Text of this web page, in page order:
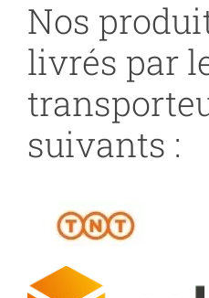
Nos
livrés par
suivants :